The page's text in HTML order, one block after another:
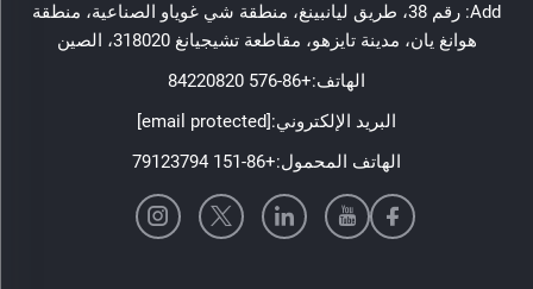
Add: رقم 38، طريق ليانبينغ، منطقة شي غوياو الصناعية، منطقة
هوانغ يان، مدينة تايزهو، مقاطعة تشيجيانغ 318020، الصين
الهاتف:+86-576 84220820
البريد الإلكتروني:[email protected]
الهاتف المحمول:+86-151 79123794